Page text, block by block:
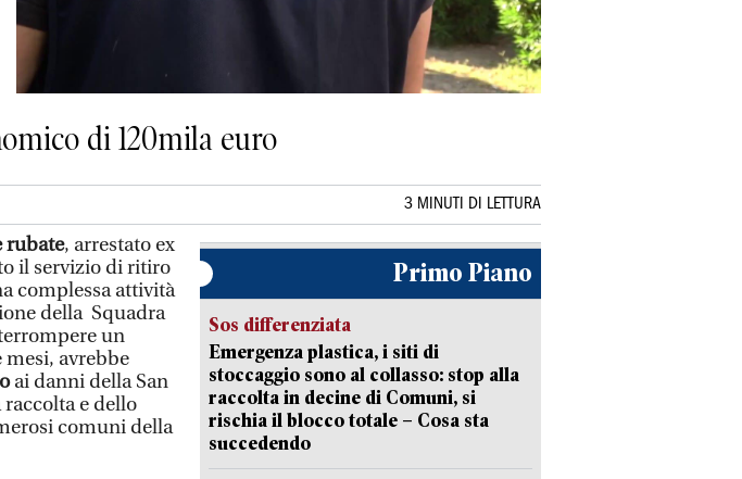
di 120mila euro
3 MINUTI DI LETTURA
rubate, arrestato ex
il servizio di ritiro
complessa attività
della Squadra
un
avrebbe
ai danni della San
e dello
comuni della
Primo Piano
Sos differenziata
Emergenza plastica, i siti di
stoccaggio sono al collasso: stop alla
raccolta in decine di Comuni, si
rischia il blocco totale – Cosa sta
succedendo